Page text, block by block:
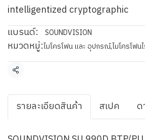
intelligentized cryptographic
แบรนด์:
SOUNDVISION
หมวดหมู่:ไมโครโฟน และ อุปกรณ์,ไมโครโฟน
แชร์
รายละเอียดสินค้า สเปค ด